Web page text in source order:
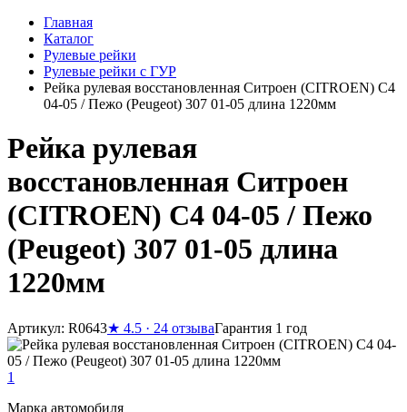
Главная
Каталог
Рулевые рейки
Рулевые рейки с ГУР
Рейка рулевая восстановленная Ситроен (CITROEN) C4
04-05 / Пежо (Peugeot) 307 01-05 длина 1220мм
Рейка рулевая
восстановленная Ситроен
(CITROEN) C4 04-05 / Пежо
(Peugeot) 307 01-05 длина
1220мм
Артикул: R0643★ 4.5 · 24 отзываГарантия 1 год
1
Марка автомобиля